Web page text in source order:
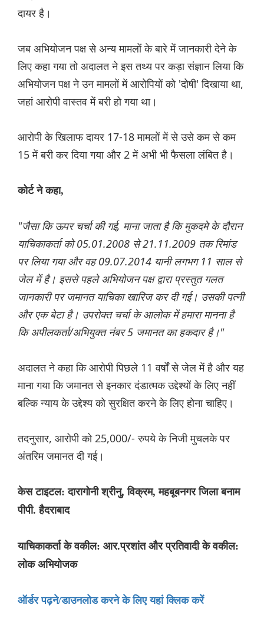
दायर है।
जब अभियोजन पक्ष से अन्य मामलों के बारे में जानकारी देने के
लिए कहा गया तो अदालत ने इस तथ्य पर कड़ा संज्ञान लिया कि
अभियोजन पक्ष ने उन मामलों में आरोपियों को 'दोषी' दिखाया था,
जहां आरोपी वास्तव में बरी हो गया था।
आरोपी के खिलाफ दायर 17-18 मामलों में से उसे कम से कम
15 में बरी कर दिया गया और 2 में अभी भी फैसला लंबित है।
कोर्ट ने कहा,
"जैसा कि ऊपर चर्चा की गई, माना जाता है कि मुकदमे के दौरान
याचिकाकर्ता को 05.01.2008 से 21.11.2009 तक रिमांड
पर लिया गया और वह 09.07.2014 यानी लगभग 11 साल से
जेल में है। इससे पहले अभियोजन पक्ष द्वारा प्रस्तुत गलत
जानकारी पर जमानत याचिका खारिज कर दी गई। उसकी पत्नी
और एक बेटा है। उपरोक्त चर्चा के आलोक में हमारा मानना है
कि अपीलकर्ता/अभियुक्त नंबर 5 जमानत का हकदार है।"
अदालत ने कहा कि आरोपी पिछले 11 वर्षों से जेल में है और यह
माना गया कि जमानत से इनकार दंडात्मक उद्देश्यों के लिए नहीं
बल्कि न्याय के उद्देश्य को सुरक्षित करने के लिए होना चाहिए।
तदनुसार, आरोपी को 25,000/- रुपये के निजी मुचलके पर
अंतरिम जमानत दी गई।
केस टाइटल: दारागोनी श्रीनु, विक्रम, महबूबनगर जिला बनाम
पीपी. हैदराबाद
याचिकाकर्ता के वकील: आर.प्रशांत और प्रतिवादी के वकील:
लोक अभियोजक
ऑर्डर पढ़ने/डाउनलोड करने के लिए यहां क्लिक करें